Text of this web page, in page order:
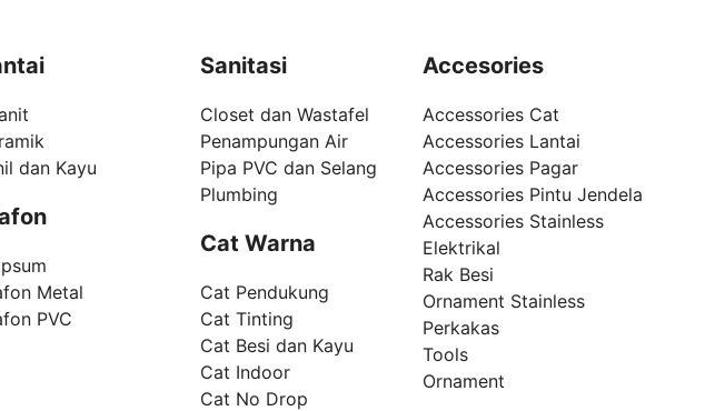
dan Kayu
Metal
PVC
Sanitasi
Closet dan Wastafel
Penampungan Air
Pipa PVC dan Selang
Plumbing
Cat Warna
Cat Pendukung
Cat Tinting
Cat Besi dan Kayu
Cat Indoor
Cat No Drop
Accesories
Accessories Cat
Accessories Lantai
Accessories Pagar
Accessories Pintu Jendela
Accessories Stainless
Elektrikal
Rak Besi
Ornament Stainless
Perkakas
Tools
Ornament